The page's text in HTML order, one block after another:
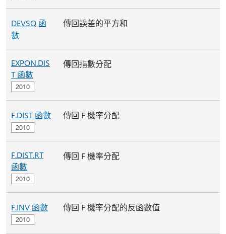
DEVSQ 函
數
傳回誤差的平方和
EXPON.DIS
T 函數
傳回指數分配
F.DIST 函數 傳回 F 機率分配
F.DIST.RT
函數
傳回 F 機率分配
F.INV 函數 傳回 F 機率分配的反函數值